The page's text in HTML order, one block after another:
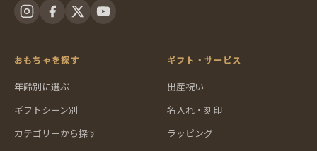
おもちゃを探す
年齢別に選ぶ
ギフトシーン別
カテゴリーから探す
ギフト・サービス
出産祝い
名入れ・刻印
ラッピング